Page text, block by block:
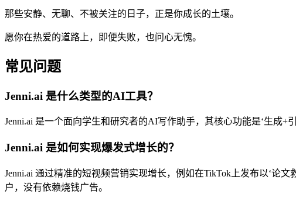
那些安静、无聊、不被关注的日子，正是你成长的土壤。
愿你在热爱的道路上，即便失败，也问心无愧。
常见问题
Jenni.ai 是什么类型的AI工具？
Jenni.ai 是一个面向学生和研究者的AI写作助手，其核心功能是‘生成
Jenni.ai 是如何实现爆发式增长的？
Jenni.ai 通过精准的短视频营销实现增长，例如在TikTok上发布以‘论
户，没有依赖烧钱广告。